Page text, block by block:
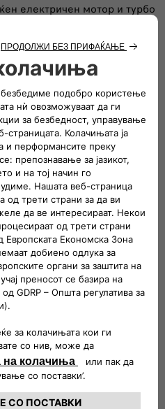
електричен мотор и турбо
во твојата сегашност.
на Grande Panda. Спој
нов електричен мотор.